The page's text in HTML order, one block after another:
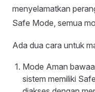
menyelamatkan
Safe Mode, semua
Ada dua cara untuk
Mode Aman
sistem memiliki